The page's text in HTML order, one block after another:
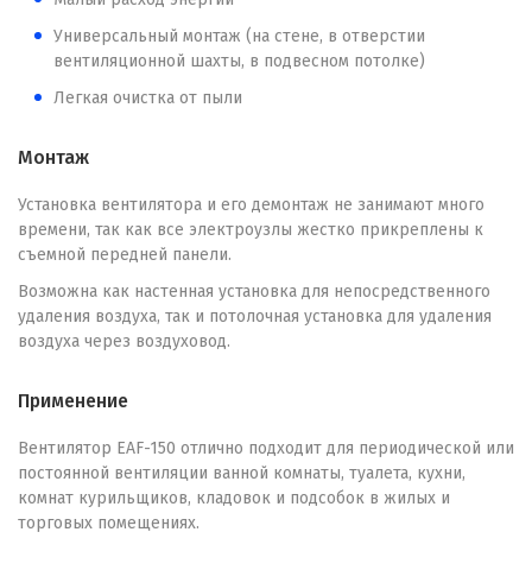
Универсальный монтаж (на стене, в отверстии
вентиляционной шахты, в подвесном потолке)
Легкая очистка от пыли
Монтаж
Установка вентилятора и его демонтаж не занимают много
времени, так как все электроузлы жестко прикреплены к
съемной передней панели.
Возможна как настенная установка для непосредственного
удаления воздуха, так и потолочная установка для удаления
воздуха через воздуховод.
Применение
Вентилятор EAF-150 отлично подходит для периодической или
постоянной вентиляции ванной комнаты, туалета, кухни,
комнат курильщиков, кладовок и подсобок в жилых и
торговых помещениях.